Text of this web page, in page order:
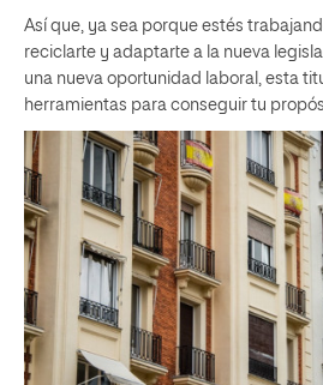
Así que, ya sea porque estés
reciclarte y adaptarte a la nueva
una nueva oportunidad laboral, esta
herramientas para conseguir tu